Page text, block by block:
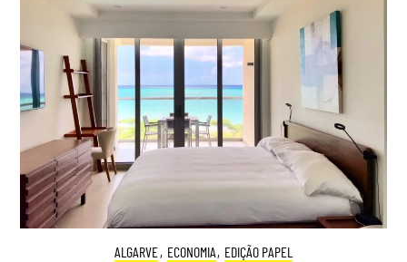
ALGARVE, ECONOMIA, EDIÇÃO PAPEL